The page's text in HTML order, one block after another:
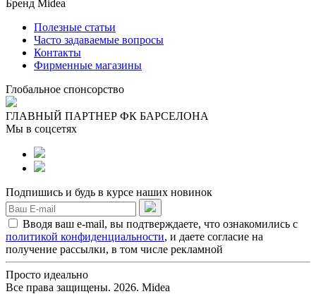
Бренд Midea
Полезные статьи
Часто задаваемые вопросы
Контакты
Фирменные магазины
Глобальное спонсорство
ГЛАВНЫЙ ПАРТНЕР ФК БАРСЕЛОНА
Мы в соцсетях
Подпишись и будь в курсе наших новинок
Вводя ваш e-mail, вы подтверждаете, что ознакомились с
политикой конфиденциальности, и даете согласие на
получение рассылки, в том числе рекламной
Просто идеально
Все права защищены. 2026. Midea